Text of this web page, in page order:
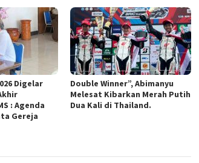
Digelar
: Agenda
Gereja
Double Winner”, Abimanyu
Melesat Kibarkan Merah Putih
Dua Kali di Thailand.